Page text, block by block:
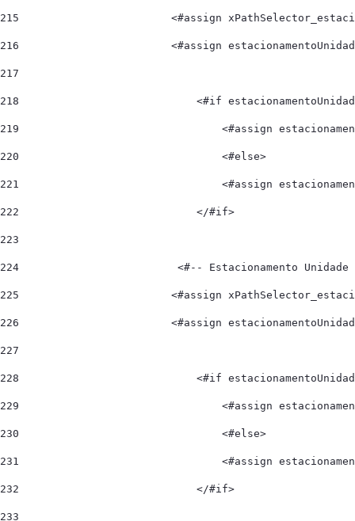
215
<#assign
216
<#assign
217
218
<#if
219
<#assign
220
                                <#else>
221
<#assign
222
                            </#if>
223
224
<#-- Estacionamento
225
<#assign
226
<#assign
227
228
<#if
229
<#assign
230
                                <#else>
231
<#assign
232
                            </#if>
233